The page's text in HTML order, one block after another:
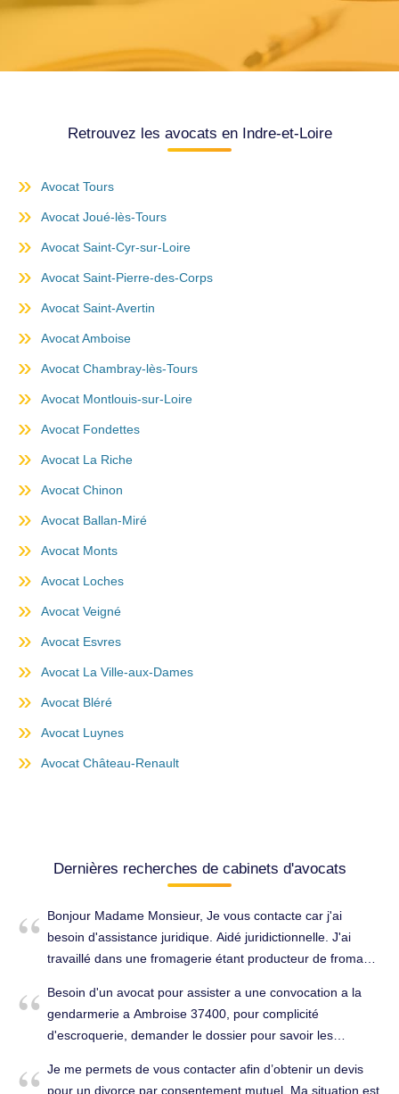
Retrouvez les avocats en Indre-et-Loire
Avocat Tours
Avocat Joué-lès-Tours
Avocat Saint-Cyr-sur-Loire
Avocat Saint-Pierre-des-Corps
Avocat Saint-Avertin
Avocat Amboise
Avocat Chambray-lès-Tours
Avocat Montlouis-sur-Loire
Avocat Fondettes
Avocat La Riche
Avocat Chinon
Avocat Ballan-Miré
Avocat Monts
Avocat Loches
Avocat Veigné
Avocat Esvres
Avocat La Ville-aux-Dames
Avocat Bléré
Avocat Luynes
Avocat Château-Renault
Dernières recherches de cabinets d'avocats
Bonjour Madame Monsieur, Je vous contacte car j'ai
besoin d'assistance juridique. Aidé juridictionnelle. J'ai
travaillé dans une fromagerie étant producteur de fromage
"intérim Adwork's Chinon" était une tromperie de leur part
pour que je n'aie pas à payer quel j'avais le droit. J'en ai la
preuve. Mes formations commençaient le mois suivant et
ils étaient au courant. Je leur ai donc annoncé mon départ
à la fin du mois. J'avais toujours des contrats
Besoin d'un avocat pour assister a une convocation a la
gendarmerie a Ambroise 37400, pour complicité
d'escroquerie, demander le dossier pour savoir les
Je me permets de vous contacter afin d’obtenir un devis
pour un divorce par consentement mutuel. Ma situation est